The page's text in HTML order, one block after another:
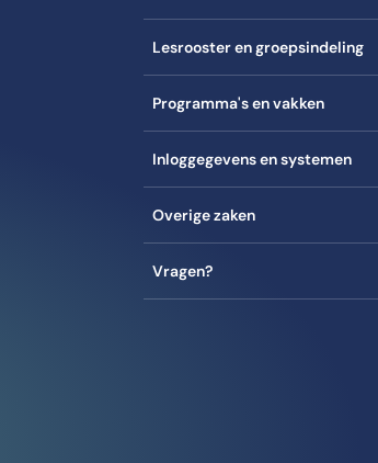
Lesrooster en groepsindeling
Programma's en vakken
Inloggegevens en systemen
Overige zaken
Vragen?